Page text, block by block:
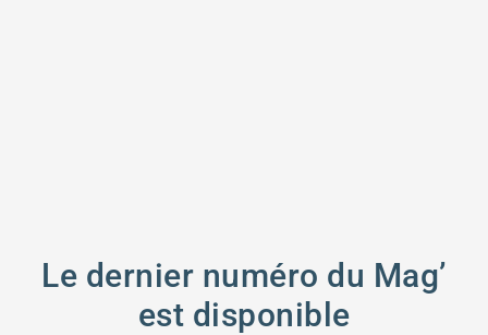
Le dernier numéro du Mag’
est disponible